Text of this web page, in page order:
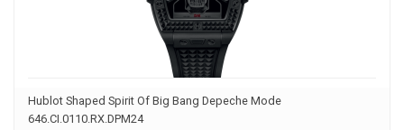
Hublot Shaped Spirit Of Big Bang Depeche Mode
646.CI.0110.RX.DPM24